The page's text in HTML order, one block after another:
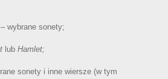
wybrane sonety;
lub Hamlet;
sonety i inne wiersze (w tym